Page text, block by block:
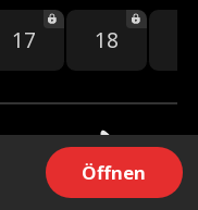
17 18
Teilen
Öffnen